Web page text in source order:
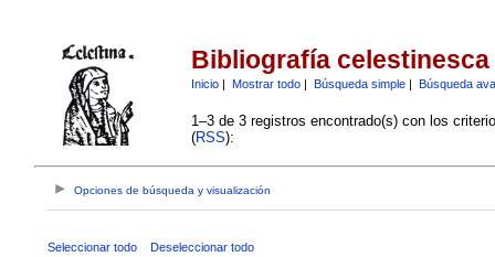
Bibliografía celestinesca
Inicio| Mostrar todo| Búsqueda simple| Búsqueda
1–3 de 3 registros encontrado(s) con los
(RSS):
Opciones de búsqueda y visualización
Seleccionar todo Deseleccionar todo